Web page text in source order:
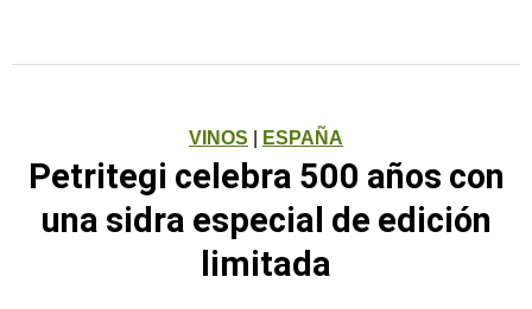
VINOS ESPAÑA
Petritegi celebra 500 años con
una sidra especial de edición
limitada